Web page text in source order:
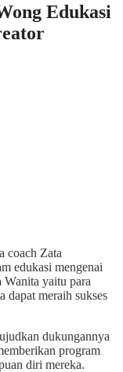
Edukasi
coach Zata
edukasi mengenai
Wanita yaitu para
dapat meraih sukses
dukungannya
program
diri mereka.